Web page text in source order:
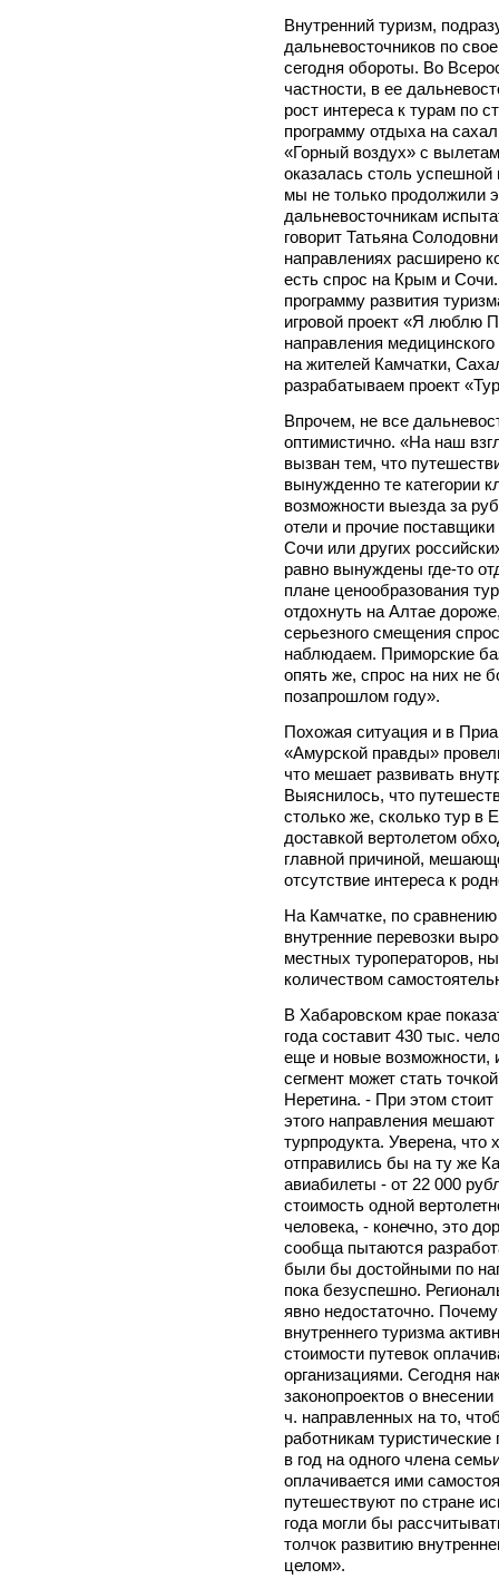
Внутренний туризм,
дальневосточников по
сегодня обороты. Во
частности, в ее
рост интереса к турам по
программу отдыха на
«Горный воздух» с
оказалась столь
мы не только продолжили
дальневосточникам
говорит Татьяна
направлениях расширено
есть спрос на Крым и
программу развития
игровой проект «Я люблю
направления
на жителей Камчатки,
разрабатываем проект
Впрочем, не все
оптимистично. «На наш
вызван тем, что
вынужденно те категории
возможности выезда за
отели и прочие
Сочи или других
равно вынуждены где-то
плане ценообразования
отдохнуть на Алтае
серьезного смещения
наблюдаем. Приморские
опять же, спрос на них не
позапрошлом году».
Похожая ситуация и в
«Амурской правды»
что мешает развивать
Выяснилось, что
столько же, сколько тур в
доставкой вертолетом
главной причиной,
отсутствие интереса к
На Камчатке, по
внутренние перевозки
местных туроператоров,
количеством
В Хабаровском крае
года составит 430 тыс.
еще и новые возможности,
сегмент может стать
Неретина. - При этом стоит
этого направления мешают
турпродукта. Уверена, что
отправились бы на ту же
авиабилеты - от 22 000
стоимость одной
человека, - конечно, это
сообща пытаются
были бы достойными по
пока безуспешно.
явно недостаточно.
внутреннего туризма
стоимости путевок
организациями. Сегодня
законопроектов о
ч. направленных на то,
работникам
в год на одного члена
оплачивается ими
путешествуют по стране
года могли бы
толчок развитию
целом».